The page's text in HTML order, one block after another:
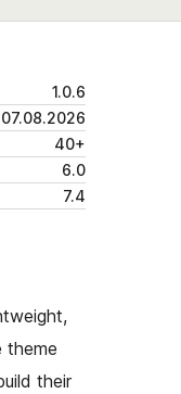
1.0.6
07.08.2026
40+
6.0
7.4
theme
their